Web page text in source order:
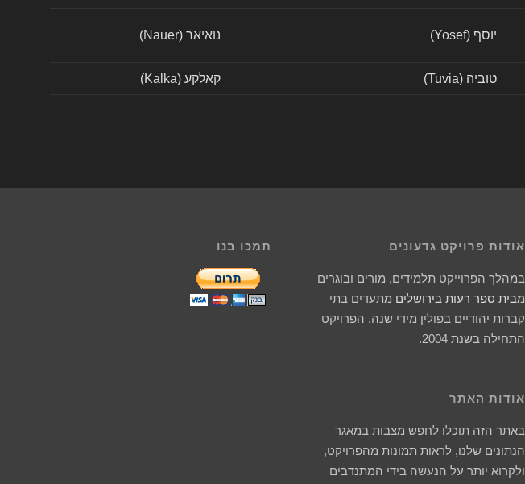
יוסף (Yosef) נואיאר (Nauer)
טוביה (Tuvia) קאלקע (Kalka)
אודות פרויקט גדעונים
במהלך הפרוייקט תלמידים, מורים ובוגרים
מבית ספר רעות בירושלים מתעדים בתי
קברות יהודיים בפולין מידי שנה. הפרויקט
התחילה בשנת 2004.
אודות האתר
באתר הזה תוכלו לחפש מצבות במאגר
הנתונים שלנו, לראות תמונות מהפרויקט,
ולקרוא יותר על הנעשה בידי המתנדבים
תמכו בנו